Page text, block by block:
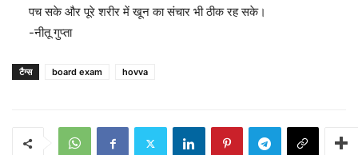
पच सके और पूरे शरीर में खून का संचार भी ठीक रह सके।
-नीतू गुप्ता
टैग्स board exam hovva